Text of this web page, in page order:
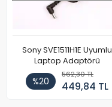
Sony SVE1511H1E Uyumlu
Laptop Adaptörü
%20
562,30 TL
449,84 TL